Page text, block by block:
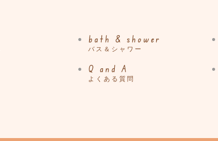
bath & shower
バス＆シャワー
Q and A
よくある質問